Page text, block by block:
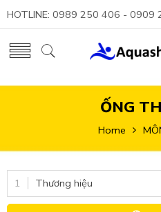
HOTLINE: 0989 250 406 - 0909
ỐNG
Home
Thương hiệu